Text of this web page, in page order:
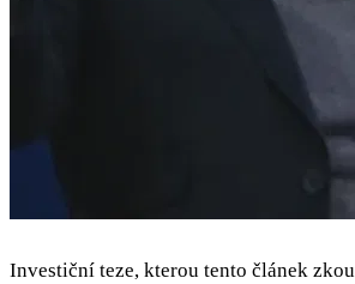
Investiční teze, kterou tento článek